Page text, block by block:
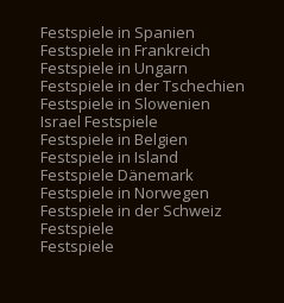
Festspiele in Spanien
Festspiele in Frankreich
Festspiele in Ungarn
Festspiele in der Tschechien
Festspiele in Slowenien
Israel Festspiele
Festspiele in Belgien
Festspiele in Island
Festspiele Dänemark
Festspiele in Norwegen
Festspiele in der Schweiz
Festspiele
Festspiele